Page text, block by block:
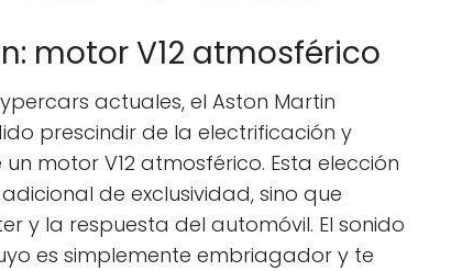
motor V12 atmosférico
actuales, el Aston Martin
prescindir de la electrificación y
motor V12 atmosférico. Esta elección
de exclusividad, sino que
y la respuesta del automóvil. El sonido
es simplemente embriagador y te